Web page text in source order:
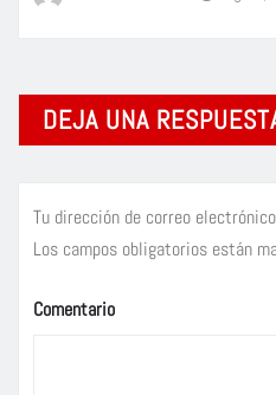
DEJA UNA
Tu dirección de correo
Los campos obligatorios están
Comentario